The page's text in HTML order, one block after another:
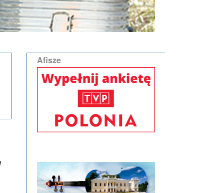
Afisze